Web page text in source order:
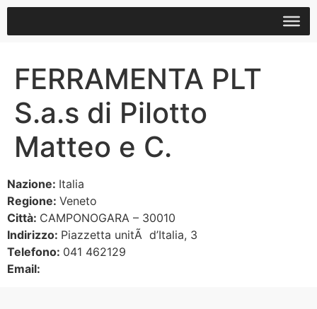
FERRAMENTA PLT
S.a.s di Pilotto
Matteo e C.
Nazione: Italia
Regione: Veneto
Città: CAMPONOGARA – 30010
Indirizzo: Piazzetta unitÃ d’Italia, 3
Telefono: 041 462129
Email: